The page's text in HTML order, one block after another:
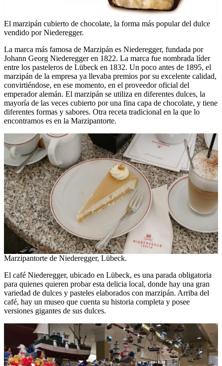
El marzipán cubierto de chocolate, la forma más popular del dulce
vendido por Niederegger.
La marca más famosa de Marzipán es Niederegger, fundada por
Johann Georg Niederegger en 1822. La marca fue nombrada líder
entre los pasteleros de Lübeck en 1832. Un poco antes de 1895, el
marzipán de la empresa ya llevaba premios por su excelente calidad,
convirtiéndose, en ese momento, en el proveedor oficial del
emperador alemán. El marzipán se utiliza en diferentes dulces, la
mayoría de las veces cubierto por una fina capa de chocolate, y tiene
diferentes formas y sabores. Otra receta tradicional en la que lo
encontramos es en la Marzipantorte.
Marzipantorte de Niederegger, Lübeck.
El café Niederegger, ubicado en Lübeck, es una parada obligatoria
para quienes quieren probar esta delicia local, donde hay una gran
variedad de dulces y pasteles elaborados con marzipán. Arriba del
café, hay un museo que cuenta su historia completa y posee
versiones gigantes de sus dulces.